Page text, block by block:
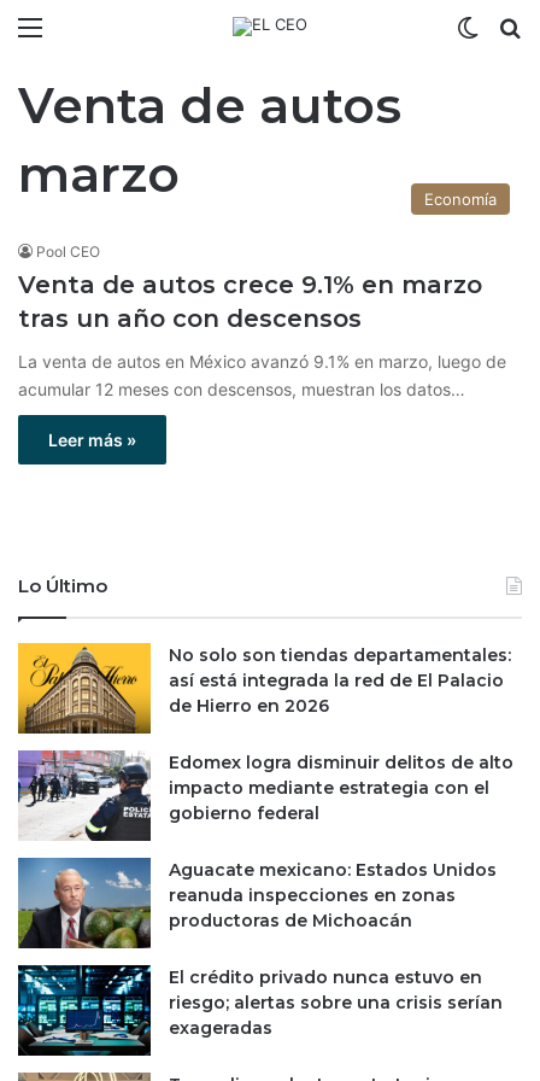
Venta de autos
marzo
Economía
Pool CEO
Venta de autos crece 9.1% en marzo
tras un año con descensos
La venta de autos en México avanzó 9.1% en marzo, luego de
acumular 12 meses con descensos, muestran los datos…
Leer más »
Lo Último
No solo son tiendas departamentales:
así está integrada la red de El Palacio
de Hierro en 2026
Edomex logra disminuir delitos de alto
impacto mediante estrategia con el
gobierno federal
Aguacate mexicano: Estados Unidos
reanuda inspecciones en zonas
productoras de Michoacán
El crédito privado nunca estuvo en
riesgo; alertas sobre una crisis serían
exageradas